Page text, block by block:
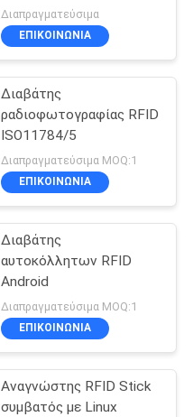
11784/11785 LF RFID με
τη μεγάλη αποθήκευση
στοιχείων
Διαπραγματεύσιμα
ΕΠΙΚΟΙΝΩΝΙΑ
Διαβάτης
ραδιοφωτογραφίας RFID
ISO11784/5
Διαπραγματεύσιμα MOQ:1
ΕΠΙΚΟΙΝΩΝΙΑ
Διαβάτης
αυτοκόλλητων RFID
Android
Διαπραγματεύσιμα MOQ:1
ΕΠΙΚΟΙΝΩΝΙΑ
Αναγνώστης RFID Stick
συμβατός με Linux